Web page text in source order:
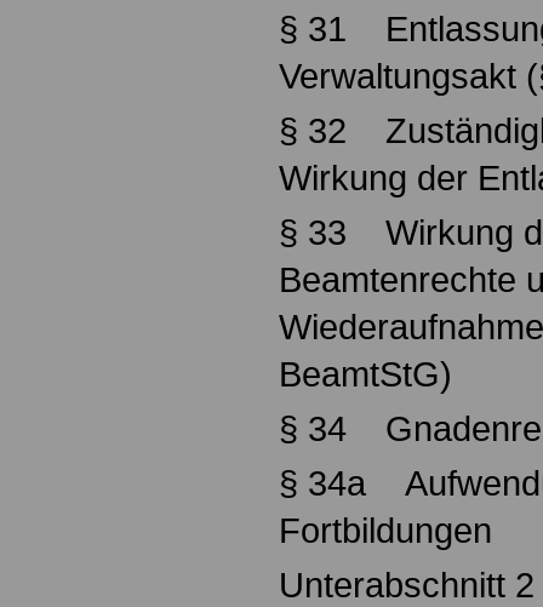
§ 31
Verwaltungsakt
§ 32
Wirkung der
§ 33 Wirkung
Beamtenrechte
BeamtStG)
§ 34
§ 34a
Fortbildungen
Unterabschnitt 2